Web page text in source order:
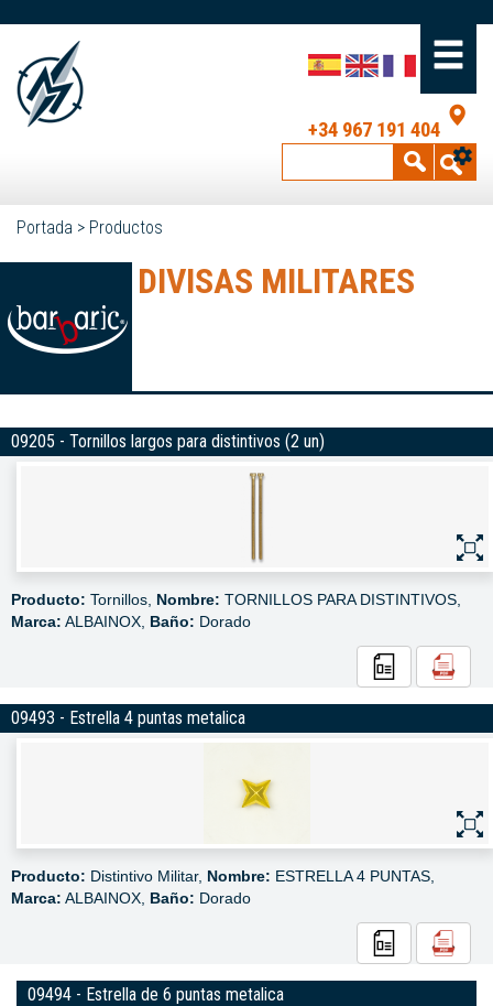
+34 967 191 404
Portada > Productos
DIVISAS MILITARES
09205 - Tornillos largos para distintivos (2 un)
Producto: Tornillos, Nombre: TORNILLOS PARA DISTINTIVOS,
Marca: ALBAINOX, Baño: Dorado
09493 - Estrella 4 puntas metalica
Producto: Distintivo Militar, Nombre: ESTRELLA 4 PUNTAS,
Marca: ALBAINOX, Baño: Dorado
09494 - Estrella de 6 puntas metalica